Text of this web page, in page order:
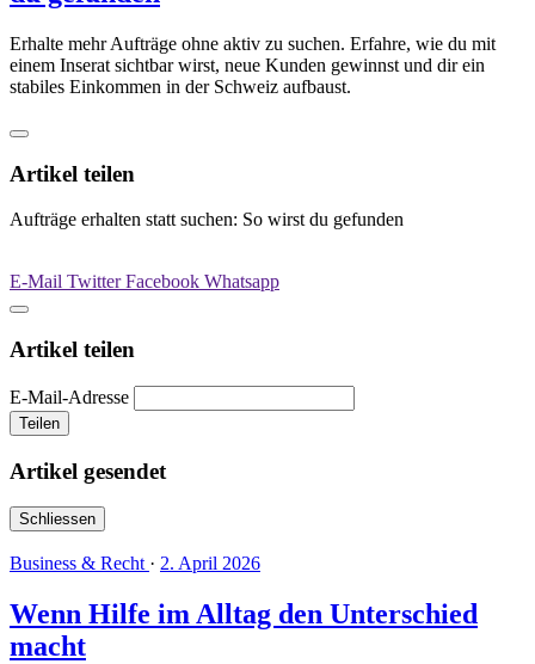
Erhalte mehr Aufträge ohne aktiv zu suchen. Erfahre, wie du mit
einem Inserat sichtbar wirst, neue Kunden gewinnst und dir ein
stabiles Einkommen in der Schweiz aufbaust.
Artikel teilen
Aufträge erhalten statt suchen: So wirst du gefunden
E-Mail TwitterFacebook Whatsapp
Artikel teilen
E-Mail-Adresse
Teilen
Artikel gesendet
Schliessen
Business & Recht · 2. April 2026
Wenn Hilfe im Alltag den Unterschied
macht